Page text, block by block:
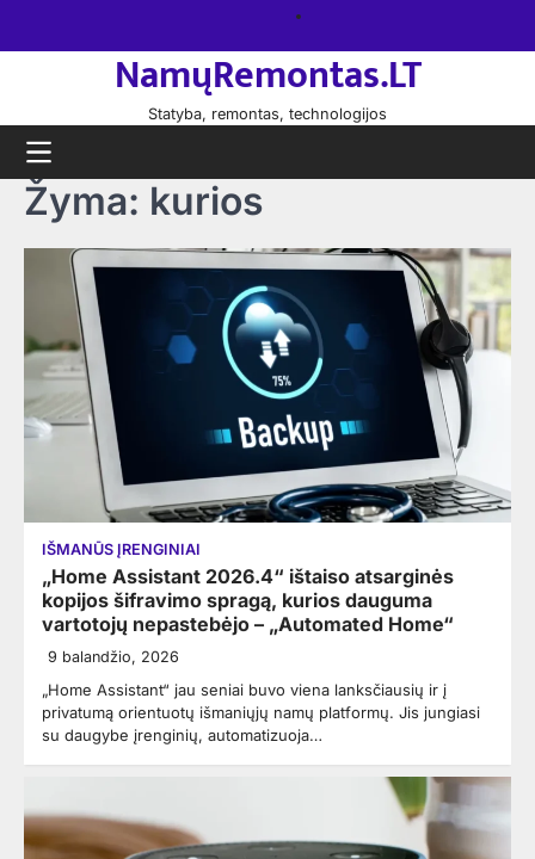
NamųRemontas.LT
Statyba, remontas, technologijos
Žyma: kurios
IŠMANŪS ĮRENGINIAI
„Home Assistant 2026.4“ ištaiso atsarginės
kopijos šifravimo spragą, kurios dauguma
vartotojų nepastebėjo – „Automated Home“
9 balandžio, 2026
„Home Assistant“ jau seniai buvo viena lanksčiausių ir į
privatumą orientuotų išmaniųjų namų platformų. Jis jungiasi
su daugybe įrenginių, automatizuoja…